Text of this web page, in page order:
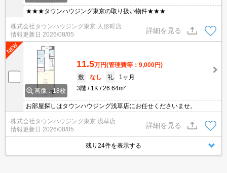
★★★タウンハウジング東京の取り扱い物件★★★
株式会社タウンハウジング東京 人形町店
情報更新日 2026/08/05
詳細を見る
画像：18枚
11.5万円(管理費等：9,000円)
敷
なし 礼
1ヶ月
3階
1K 26.64m²
お部屋探しはタウンハウジング浅草店にお任せくださいませ。
株式会社タウンハウジング東京 浅草店
情報更新日 2026/08/05
詳細を見る
残り24件を表示する